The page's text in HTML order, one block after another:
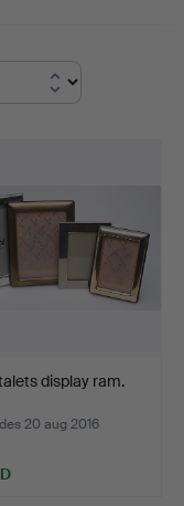
display ram.
20 aug 2016